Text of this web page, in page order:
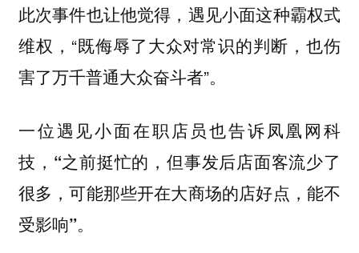
此次事件也让他觉得，遇见小面这种霸权式
维权，“既侮辱了大众对常识的判断，也伤
害了万千普通大众奋斗者”。
一位遇见小面在职店员也告诉凤凰网科
技，“之前挺忙的，但事发后店面客流少了
很多，可能那些开在大商场的店好点，能不
受影响”。